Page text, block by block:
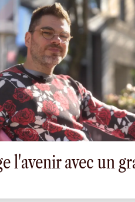
l'avenir avec un